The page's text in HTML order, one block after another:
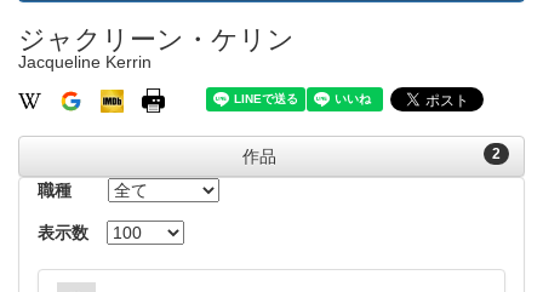
ジャクリーン・ケリン
Jacqueline Kerrin
2
作品
職種
表示数